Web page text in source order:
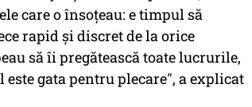
care o însoţeau: e timpul să
rapid şi discret de la orice
să îi pregătească toate lucrurile,
gata pentru plecare", a explicat